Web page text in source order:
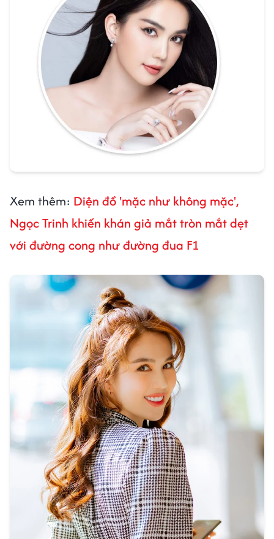
Xem thêm: Diện đồ 'mặc như không mặc',
Ngọc Trinh khiến khán giả mắt tròn mắt dẹt
với đường cong như đường đua F1